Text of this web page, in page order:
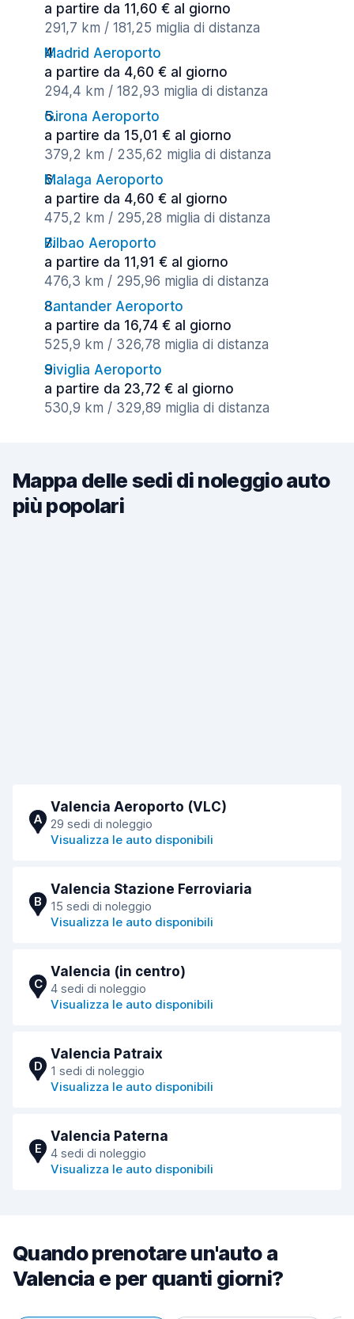
a partire da 11,60 € al giorno
291,7 km / 181,25 miglia di distanza
Madrid Aeroporto
a partire da 4,60 € al giorno
294,4 km / 182,93 miglia di distanza
Girona Aeroporto
a partire da 15,01 € al giorno
379,2 km / 235,62 miglia di distanza
Malaga Aeroporto
a partire da 4,60 € al giorno
475,2 km / 295,28 miglia di distanza
Bilbao Aeroporto
a partire da 11,91 € al giorno
476,3 km / 295,96 miglia di distanza
Santander Aeroporto
a partire da 16,74 € al giorno
525,9 km / 326,78 miglia di distanza
Siviglia Aeroporto
a partire da 23,72 € al giorno
530,9 km / 329,89 miglia di distanza
Mappa delle sedi di noleggio auto
più popolari
A
Valencia Aeroporto (VLC)
29 sedi di noleggio
Visualizza le auto disponibili
B
Valencia Stazione Ferroviaria
15 sedi di noleggio
Visualizza le auto disponibili
C
Valencia (in centro)
4 sedi di noleggio
Visualizza le auto disponibili
D
Valencia Patraix
1 sedi di noleggio
Visualizza le auto disponibili
E
Valencia Paterna
4 sedi di noleggio
Visualizza le auto disponibili
Quando prenotare un'auto a
Valencia e per quanti giorni?